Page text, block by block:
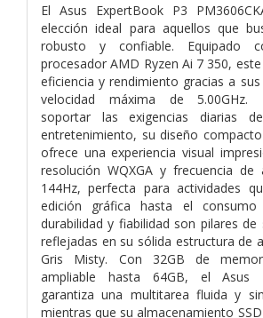
El Asus ExpertBook P3
elección ideal para aquellos que
robusto y confiable. Equipado
procesador AMD Ryzen Ai 7 350,
eficiencia y rendimiento gracias a
velocidad máxima de 5.00GHz.
soportar las exigencias diarias
entretenimiento, su diseño
ofrece una experiencia visual
resolución WQXGA y frecuencia de
144Hz, perfecta para actividades
edición gráfica hasta el consumo
durabilidad y fiabilidad son pilares de
reflejadas en su sólida estructura de
Gris Misty. Con 32GB de
ampliable hasta 64GB, el Asus
garantiza una multitarea fluida y
mientras que su almacenamiento